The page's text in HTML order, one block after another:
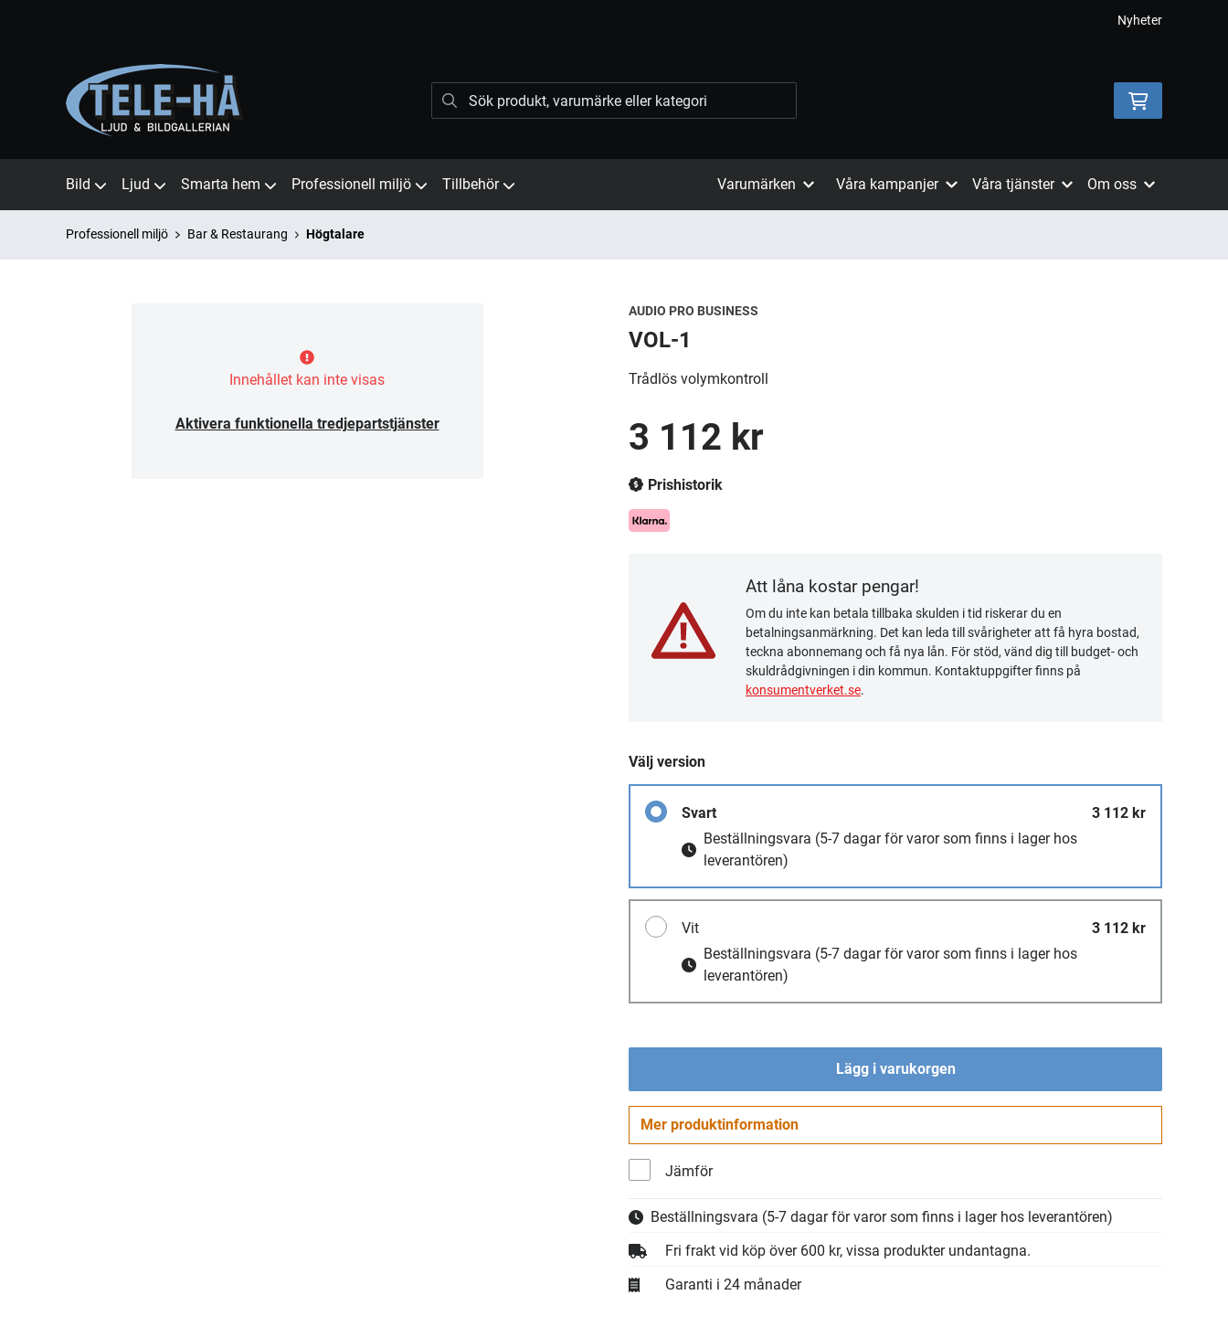
Nyheter
Bild Ljud Smarta hem Professionell miljö Tillbehör Varumärken Våra kampanjer Våra tjänster Om oss
Professionell miljö Bar & Restaurang Högtalare
Innehållet kan inte visas
Aktivera funktionella tredjepartstjänster
AUDIO PRO BUSINESS
VOL-1
Trådlös volymkontroll
3 112 kr
Prishistorik
Att låna kostar pengar!
Om du inte kan betala tillbaka skulden i tid riskerar du en
betalningsanmärkning. Det kan leda till svårigheter att få hyra bostad,
teckna abonnemang och få nya lån. För stöd, vänd dig till budget- och
skuldrådgivningen i din kommun. Kontaktuppgifter finns på
konsumentverket.se.
Välj version
Svart
3 112 kr
Beställningsvara (5-7 dagar för varor som finns i lager hos
leverantören)
Vit
3 112 kr
Beställningsvara (5-7 dagar för varor som finns i lager hos
leverantören)
Lägg i varukorgen
Mer produktinformation
Jämför
Beställningsvara (5-7 dagar för varor som finns i lager hos leverantören)
Fri frakt vid köp över 600 kr, vissa produkter undantagna.
Garanti i 24 månader